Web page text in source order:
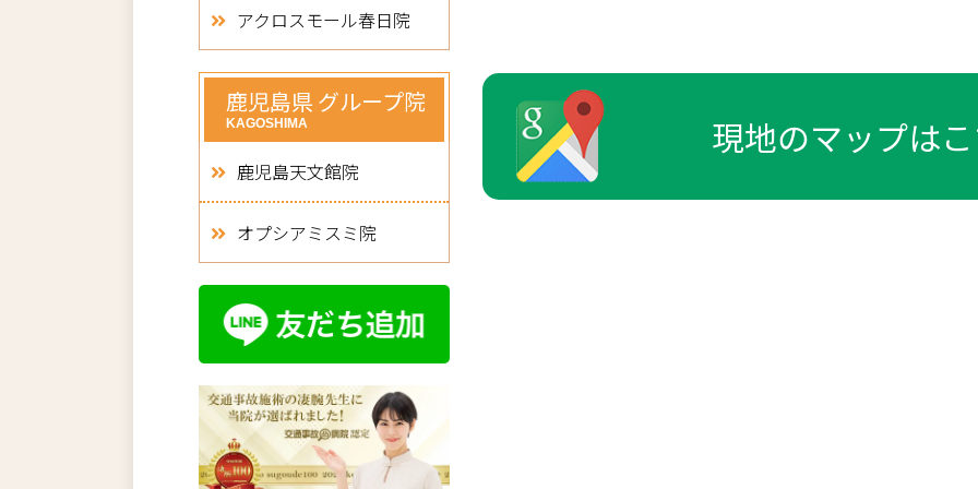
現地のマップは
アクロスモール春日院
鹿児島県 グループ院
KAGOSHIMA
鹿児島天文館院
オプシアミスミ院